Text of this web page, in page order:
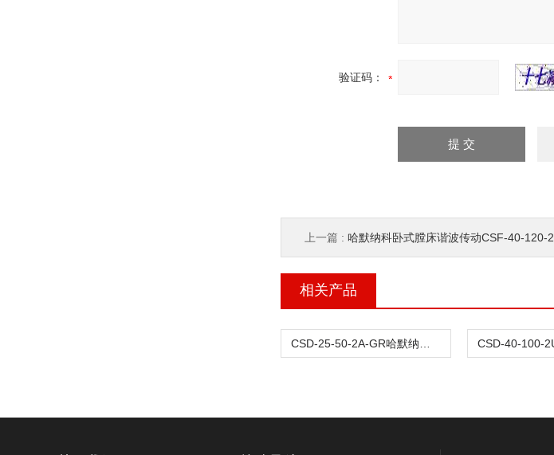
验证码：
上一篇 : 哈默纳科卧式膛床谐波传动CSF-40-120-2UH
相关产品